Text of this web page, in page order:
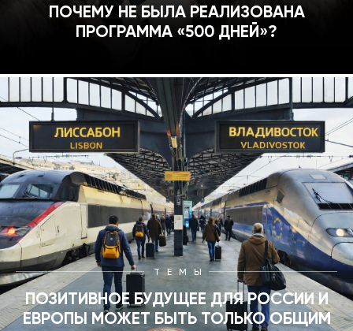
ПОЧЕМУ НЕ БЫЛА РЕАЛИЗОВАНА
ПРОГРАММА «500 ДНЕЙ»?
ТЕМЫ
ПОЗИТИВНОЕ БУДУЩЕЕ ДЛЯ РОССИИ И
ЕВРОПЫ МОЖЕТ БЫТЬ ТОЛЬКО ОБЩИМ